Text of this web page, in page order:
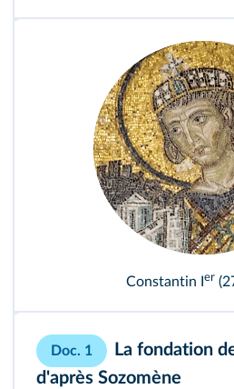
Constantin I er
Doc. 1
La fondation
d'après Sozomène